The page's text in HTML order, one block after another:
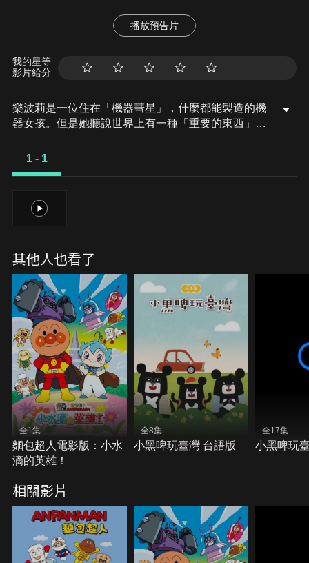
播放預告片
我的星等
影片給分
樂波莉是一位住在「機器彗星」，什麼都能製造的機
器女孩。但是她聽說世界上有一種「重要的東西」是
星。在旅途中，樂波莉和機器鳥小琴撿到一個禮物
莉發現她的胸口「暖呼呼的」。就在這個時候，細菌
人想要把機器彗星變成「細菌機器彗星」，操控最強
1 - 1
1
其他人也看了
全1集
麵包超人電影版：小水
滴的英雄！
全8集
小黑啤玩臺灣 台語版
全17集
小黑啤玩
相關影片